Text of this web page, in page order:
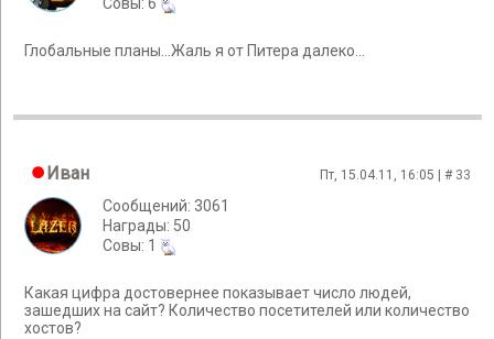
Глобальные планы...Жаль я от Питера далеко...
Иван Пт, 15.04.11, 16:05 | # 33
Сообщений: 3061
Награды: 50
Cовы: 1
Какая цифра достовернее показывает число людей,
зашедших на сайт? Количество посетителей или количество
хостов?